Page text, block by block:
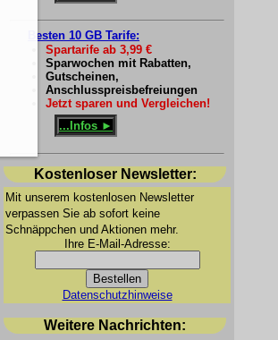
Besten 10 GB Tarife:
Spartarife ab 3,99 €
Sparwochen mit Rabatten,
Gutscheinen,
Anschlusspreisbefreiungen
Jetzt sparen und Vergleichen!
...Infos ►
Kostenloser Newsletter:
Mit unserem kostenlosen Newsletter
verpassen Sie ab sofort keine
Schnäppchen und Aktionen mehr.
Ihre E-Mail-Adresse:
Datenschutzhinweise
Weitere Nachrichten: